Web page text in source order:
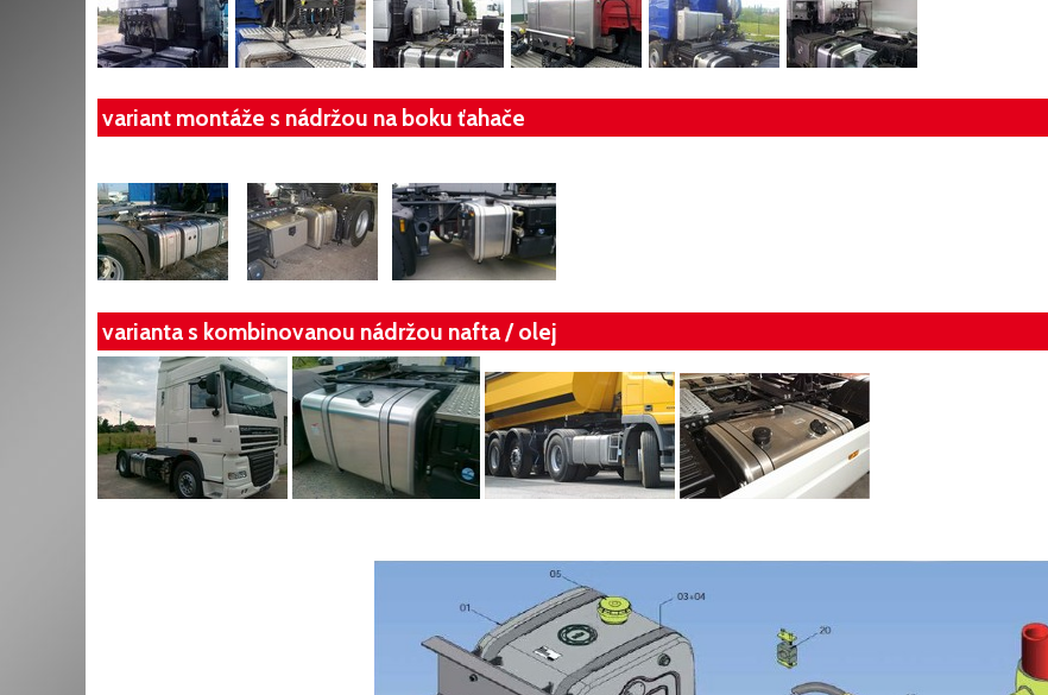
variant montáže s nádržou na boku ťahače
varianta s kombinovanou nádržou nafta / olej